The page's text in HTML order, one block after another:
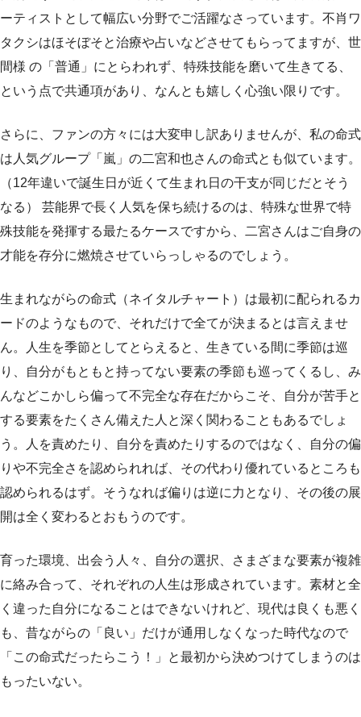
ーティストとして幅広い分野でご活躍なさっています。不肖ワ
タクシはほそぼそと治療や占いなどさせてもらってますが、世
間様 の「普通」にとらわれず、特殊技能を磨いて生きてる、
という点で共通項があり、なんとも嬉しく心強い限りです。
さらに、ファンの方々には大変申し訳ありませんが、私の命式
は人気グループ「嵐」の二宮和也さんの命式とも似ています。
（12年違いで誕生日が近くて生まれ日の干支が同じだとそう
なる） 芸能界で長く人気を保ち続けるのは、特殊な世界で特
殊技能を発揮する最たるケースですから、二宮さんはご自身の
才能を存分に燃焼させていらっしゃるのでしょう。
生まれながらの命式（ネイタルチャート）は最初に配られるカ
ードのようなもので、それだけで全てが決まるとは言えませ
ん。人生を季節としてとらえると、生きている間に季節は巡
り、自分がもともと持ってない要素の季節も巡ってくるし、み
んなどこかしら偏って不完全な存在だからこそ、自分が苦手と
する要素をたくさん備えた人と深く関わることもあるでしょ
う。人を責めたり、自分を責めたりするのではなく、自分の偏
りや不完全さを認められれば、その代わり優れているところも
認められるはず。そうなれば偏りは逆に力となり、その後の展
開は全く変わるとおもうのです。
育った環境、出会う人々、自分の選択、さまざまな要素が複雑
に絡み合って、それぞれの人生は形成されています。素材と全
く違った自分になることはできないけれど、現代は良くも悪く
も、昔ながらの「良い」だけが通用しなくなった時代なので
「この命式だったらこう！」と最初から決めつけてしまうのは
もったいない。